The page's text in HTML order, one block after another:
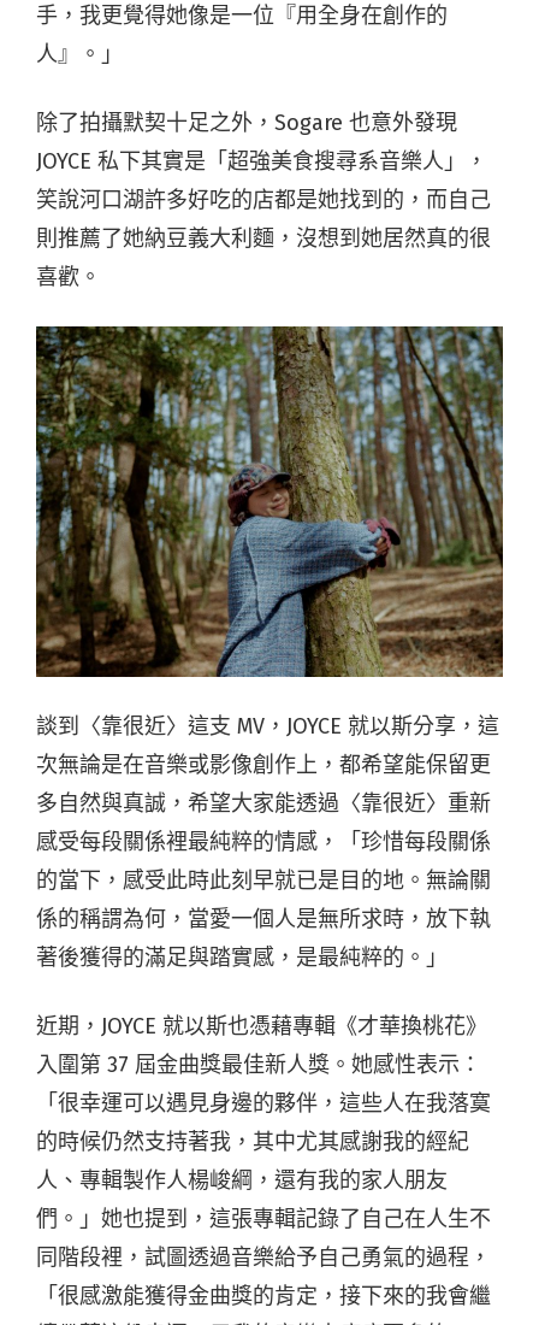
手，我更覺得她像是一位『用全身在創作的
人』。」
除了拍攝默契十足之外，Sogare 也意外發現
JOYCE 私下其實是「超強美食搜尋系音樂人」，
笑說河口湖許多好吃的店都是她找到的，而自己
則推薦了她納豆義大利麵，沒想到她居然真的很
喜歡。
談到〈靠很近〉這支 MV，JOYCE 就以斯分享，這
次無論是在音樂或影像創作上，都希望能保留更
多自然與真誠，希望大家能透過〈靠很近〉重新
感受每段關係裡最純粹的情感，「珍惜每段關係
的當下，感受此時此刻早就已是目的地。無論關
係的稱謂為何，當愛一個人是無所求時，放下執
著後獲得的滿足與踏實感，是最純粹的。」
近期，JOYCE 就以斯也憑藉專輯《才華換桃花》
入圍第 37 屆金曲獎最佳新人獎。她感性表示：
「很幸運可以遇見身邊的夥伴，這些人在我落寞
的時候仍然支持著我，其中尤其感謝我的經紀
人、專輯製作人楊峻綱，還有我的家人朋友
們。」 她也提到，這張專輯記錄了自己在人生不
同階段裡，試圖透過音樂給予自己勇氣的過程，
「很感激能獲得金曲獎的肯定，接下來的我會繼